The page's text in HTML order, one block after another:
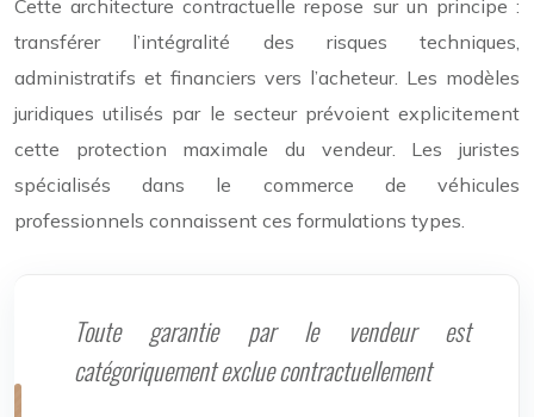
Cette architecture contractuelle repose sur un principe :
transférer l’intégralité des risques techniques,
administratifs et financiers vers l’acheteur. Les modèles
juridiques utilisés par le secteur prévoient explicitement
cette protection maximale du vendeur. Les juristes
spécialisés dans le commerce de véhicules
professionnels connaissent ces formulations types.
Toute garantie par le vendeur est
catégoriquement exclue contractuellement